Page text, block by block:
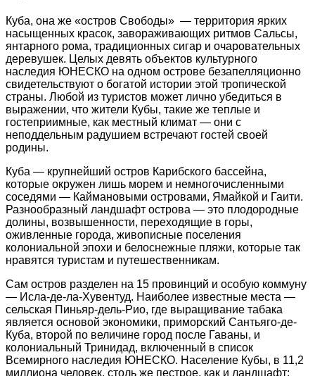
Куба, она же «остров Свободы» — территория ярких
насыщенных красок, завораживающих ритмов Сальсы,
янтарного рома, традиционных сигар и очаровательных
деревушек. Целых девять объектов культурного
наследия ЮНЕСКО на одном острове безапелляционно
свидетельствуют о богатой истории этой тропической
страны. Любой из туристов может лично убедиться в
выражении, что жители Кубы, такие же теплые и
гостеприимные, как местный климат — они с
неподдельным радушием встречают гостей своей
родины.
Куба — крупнейший остров Карибского бассейна,
которые окружен лишь морем и немногочисленными
соседями — Каймановыми островами, Ямайкой и Гаити.
Разнообразный ландшафт острова — это плодородные
долины, возвышенности, переходящие в горы,
оживленные города, живописные поселения
колониальной эпохи и белоснежные пляжи, которые так
нравятся туристам и путешественникам.
Сам остров разделен на 15 провинций и особую коммуну
— Исла-де-ла-Хувентуд. Наиболее известные места —
сельская Пиньяр-дель-Рио, где выращивание табака
является основой экономики, приморский Сантьяго-де-
Куба, второй по величине город после Гаваны, и
колониальный Тринидад, включенный в список
Всемирного наследия ЮНЕСКО. Население Кубы, в 11,2
миллиона человек, столь же пестрое, как и ландшафт: